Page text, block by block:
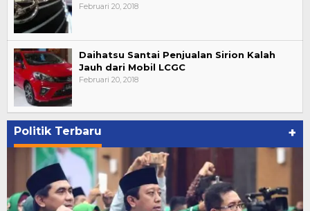
Februari 20, 2018
Daihatsu Santai Penjualan Sirion Kalah
Jauh dari Mobil LCGC
Februari 20, 2018
Politik Terbaru +